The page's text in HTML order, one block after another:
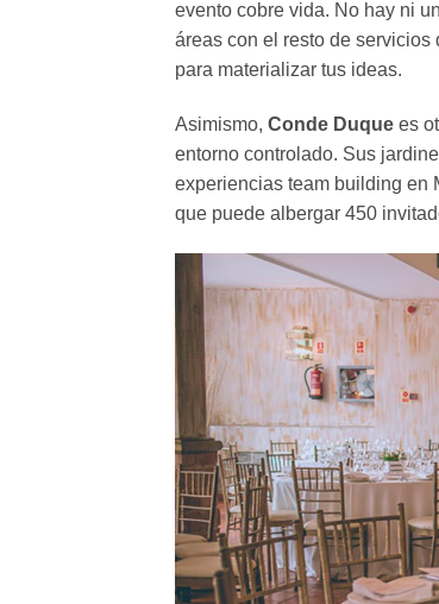
evento cobre vida. No hay ni
áreas con el resto de
para materializar tus ideas.
Asimismo, Conde Duque es
entorno controlado. Sus
experiencias team building en
que puede albergar 450